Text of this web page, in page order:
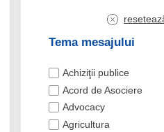
Tema mesajului
Achiziţii publice
Acord de Asociere
Advocacy
Agricultura